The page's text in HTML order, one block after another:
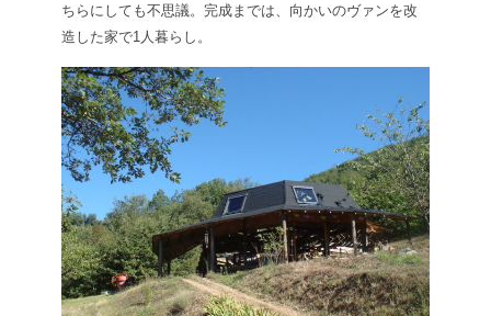
ちらにしても不思議。完成までは、向かいのヴァンを改
造した家で1人暮らし。